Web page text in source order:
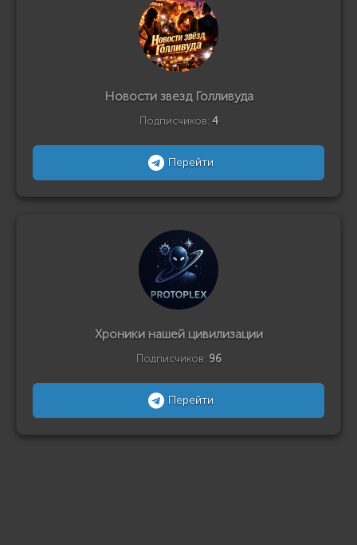
Новости звезд Голливуда
Подписчиков: 4
Перейти
Хроники нашей цивилизации
Подписчиков: 96
Перейти